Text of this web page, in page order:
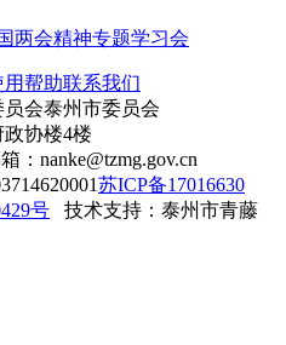
两会精神专题学习会
用帮助联系我们
会泰州市委员会
协楼4楼
：nanke@tzmg.gov.cn
苏ICP备17016630
号
技术支持：泰州市青藤